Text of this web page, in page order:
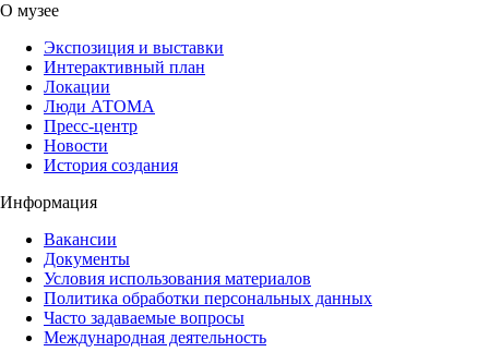
О музее
Экспозиция и выставки
Интерактивный план
Локации
Люди АТОМА
Пресс-центр
Новости
История создания
Информация
Вакансии
Документы
Условия использования материалов
Политика обработки персональных данных
Часто задаваемые вопросы
Международная деятельность